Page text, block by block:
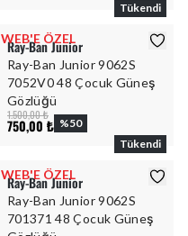
WEB'E ÖZEL
Tükendi
Ray-Ban Junior
Ray-Ban Junior 9062S
7052V0 48 Çocuk Güneş
Gözlüğü
1.500,00 ₺
750,00 ₺ %50
WEB'E ÖZEL
Tükendi
Ray-Ban Junior
Ray-Ban Junior 9062S
701371 48 Çocuk Güneş